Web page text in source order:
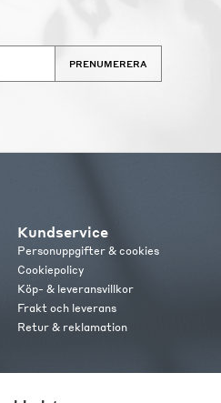
PRENUMERERA
Kundservice
Personuppgifter & cookies
Cookiepolicy
Köp- & leveransvillkor
Frakt och leverans
Retur & reklamation